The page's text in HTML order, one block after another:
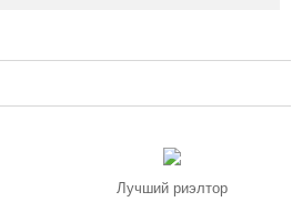
Лучший риэлтор